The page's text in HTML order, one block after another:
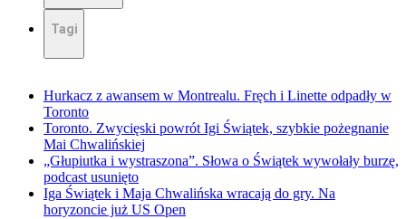
Tagi
Hurkacz z awansem w Montrealu. Fręch i Linette odpadły w
Toronto
Toronto. Zwycięski powrót Igi Świątek, szybkie pożegnanie
Mai Chwalińskiej
„Głupiutka i wystraszona”. Słowa o Świątek wywołały burzę,
podcast usunięto
Iga Świątek i Maja Chwalińska wracają do gry. Na
horyzoncie już US Open